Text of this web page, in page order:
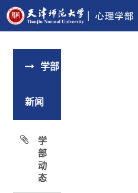
学部
新闻
学
部
动
态